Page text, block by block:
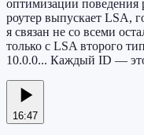
оптимизации
роутер выпускает LSA,
я связан не со всеми
только с LSA второго
10.0.0... Каждый ID —
16:47